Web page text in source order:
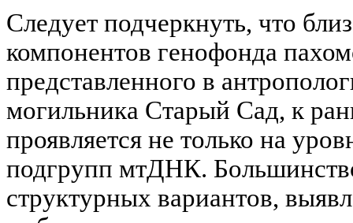
Следует подчеркнуть, что
компонентов генофонда
представленного в
могильника Старый Сад, к
проявляется не только на
подгрупп мтДНК.
структурных вариантов,